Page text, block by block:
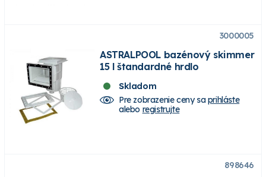
3000005
ASTRALPOOL bazénový skimmer
15 l štandardné hrdlo
Skladom
Pre zobrazenie ceny saprihláste
alebo registrujte
898646